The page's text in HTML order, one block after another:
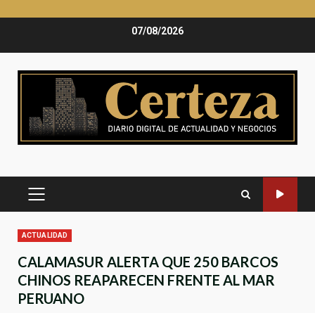
07/08/2026
MENÚ
ACTUALIDAD
CALAMASUR ALERTA QUE 250 BARCOS
CHINOS REAPARECEN FRENTE AL MAR
PERUANO